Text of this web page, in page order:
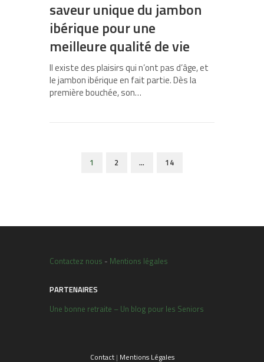
saveur unique du jambon
ibérique pour une
meilleure qualité de vie
Il existe des plaisirs qui n’ont pas d’âge, et
le jambon ibérique en fait partie. Dès la
première bouchée, son…
1 2 … 14
Contactez nous - Mentions légales
PARTENAIRES
Une bonne retraite – Un blog pour les Seniors
Contact| Mentions Légales